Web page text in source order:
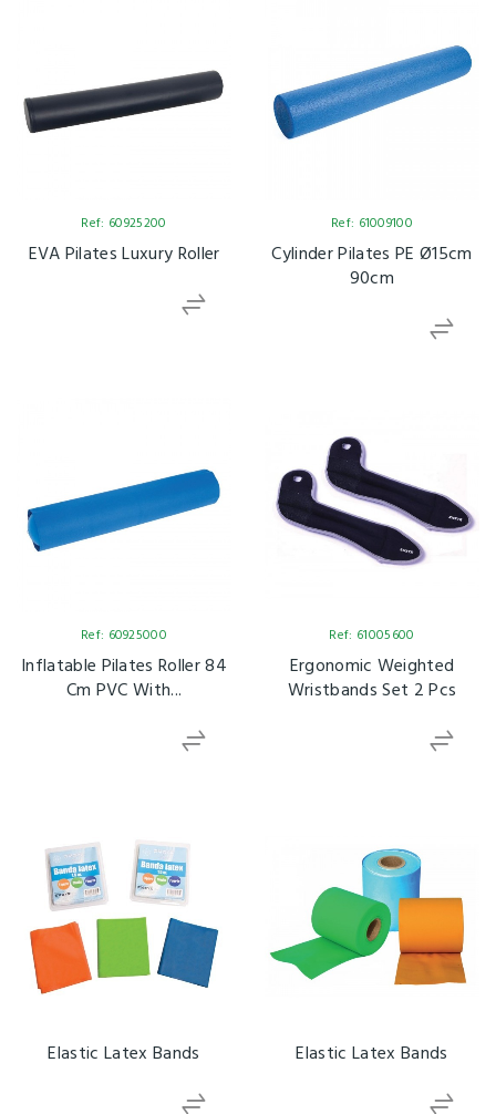
Ref: 60925200
EVA Pilates Luxury Roller
Ref: 61009100
Cylinder Pilates PE Ø15cm
90cm
Ref: 60925000
Inflatable Pilates Roller 84
Cm PVC With...
Ref: 61005600
Ergonomic Weighted
Wristbands Set 2 Pcs
Elastic Latex Bands Elastic Latex Bands